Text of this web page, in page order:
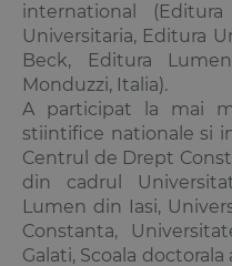
international
Universitaria, Editura
Beck, Editura
Monduzzi, Italia).
A participat la mai
stiintifice nationale si
Centrul de Drept
din cadrul
Lumen din Iasi,
Constanta,
Galati, Scoala